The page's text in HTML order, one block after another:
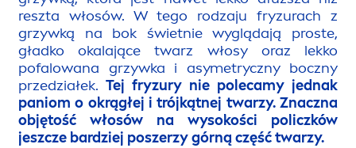
reszta włosów. W tego rodzaju fryzurach z
grzywką na bok świetnie wyglądają proste,
gładko okalające twarz włosy oraz lekko
pofalowana grzywka i asymetryczny boczny
przedziałek. Tej fryzury nie polecamy jednak
paniom o okrągłej i trójkątnej twarzy. Znaczna
objętość włosów na wysokości policzków
jeszcze bardziej poszerzy górną część twarzy.